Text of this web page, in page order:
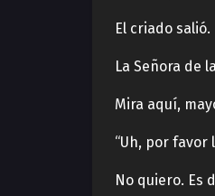
El criado salió.
La Señora de
Mira aquí,
“Uh, por favor
No quiero. Es